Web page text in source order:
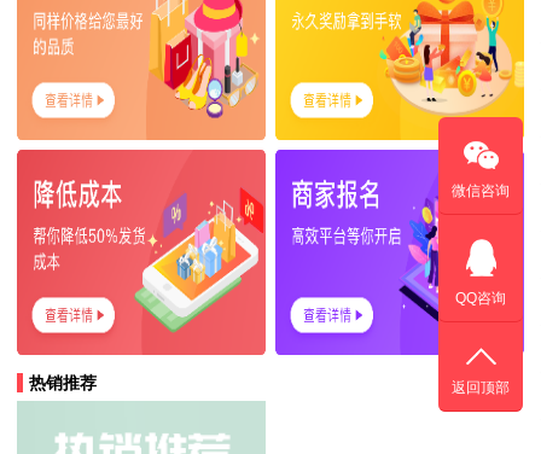
热销推荐
微信咨询
QQ咨询
返回顶部